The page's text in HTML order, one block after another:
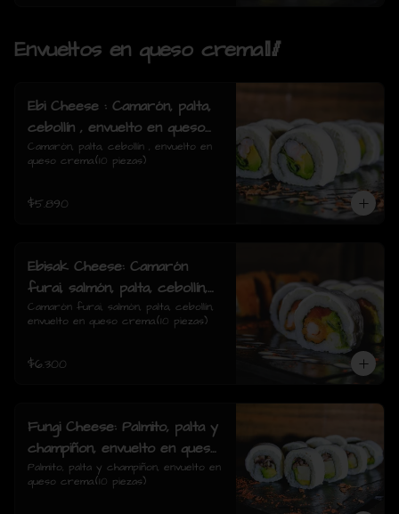
Envueltos en queso crema🥢
Ebi Cheese : Camarón, palta,
cebollín , envuelto en queso
crema.
Camarón, palta, cebollín , envuelto en
queso crema.(10 piezas)
$5.890
Ebisak Cheese: Camarón
furai, salmón, palta, cebollín,
envuelto en queso crema.
Camarón furai, salmón, palta, cebollín,
envuelto en queso crema.(10 piezas)
$6.300
Fungi Cheese: Palmito, palta y
champiñon, envuelto en queso
crema.
Palmito, palta y champiñon, envuelto en
queso crema.(10 piezas)